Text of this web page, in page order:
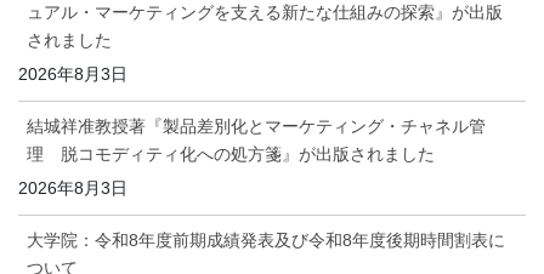
ュアル・マーケティングを支える新たな仕組みの探索』が出版
されました
2026年8月3日
結城祥准教授著『製品差別化とマーケティング・チャネル管
理 脱コモディティ化への処方箋』が出版されました
2026年8月3日
大学院：令和8年度前期成績発表及び令和8年度後期時間割表に
ついて